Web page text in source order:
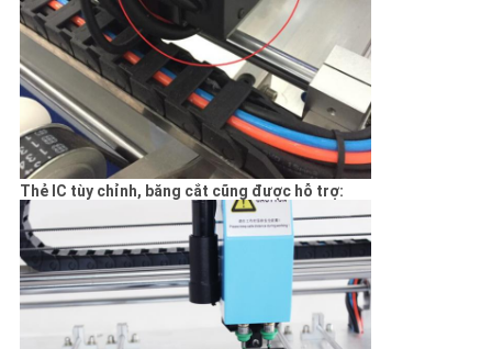
Thẻ IC tùy chỉnh, băng cắt cũng được hỗ trợ: